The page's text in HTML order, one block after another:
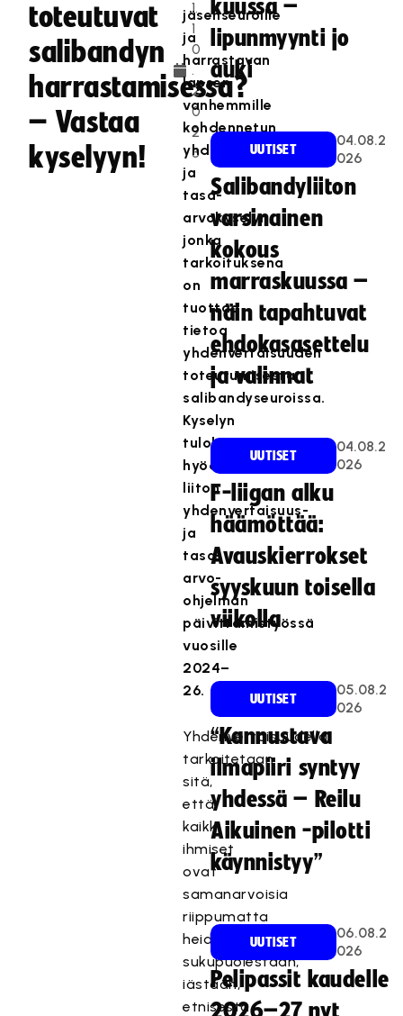
toteutuvat
salibandyn
harrastamisessa?
– Vastaa
kyselyyn!
1.
1
0
.
2
0
2
3
jäsenseuroille
ja
harrastavan
lapsen
vanhemmille
kohdennetun
yhdenvertaisuus-
ja
tasa-
arvokyselyn,
jonka
tarkoituksena
on
tuottaa
tietoa
yhdenvertaisuuden
toteutumisesta
salibandyseuroissa.
Kyselyn
tuloksia
hyödynnetään
liiton
yhdenvertaisuus-
ja
tasa-
arvo-
ohjelman
päivittämistyössä
vuosille
2024–
26.
Yhdenvertaisuudella
tarkoitetaan
sitä,
että
kaikki
ihmiset
ovat
samanarvoisia
riippumatta
heidän
sukupuolestaan,
iästään,
etnisestä
kuussa –
lipunmyynti jo
auki
UUTISET
04.08.2
026
Salibandyliiton
varsinainen
kokous
marraskuussa –
näin tapahtuvat
ehdokasasettelu
ja valinnat
UUTISET
04.08.2
026
F-liigan alku
häämöttää:
Avauskierrokset
syyskuun toisella
viikolla
UUTISET
05.08.2
026
“Kannustava
ilmapiiri syntyy
yhdessä – Reilu
Aikuinen -pilotti
käynnistyy”
UUTISET
06.08.2
026
Pelipassit kaudelle